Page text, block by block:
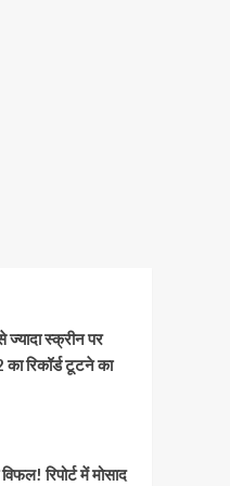
ज्यादा स्क्रीन पर
रिकॉर्ड टूटने का
रिपोर्ट में मोसाद